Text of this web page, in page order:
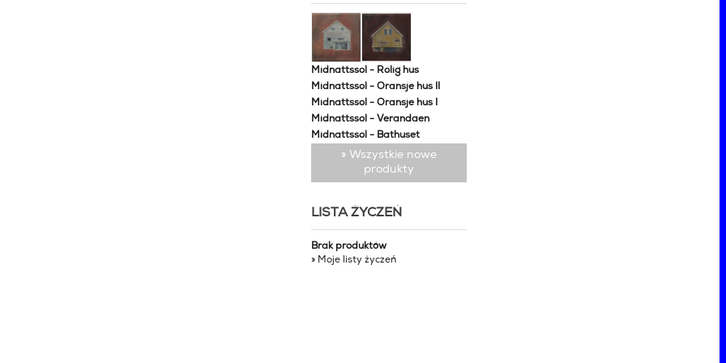
Midnattssol - Rolig hus
Midnattssol - Oransje hus II
Midnattssol - Oransje hus I
Midnattssol - Verandaen
Midnattssol - Bathuset
» Wszystkie nowe
produkty
LISTA ŻYCZEŃ
Brak produktów
» Moje listy życzeń